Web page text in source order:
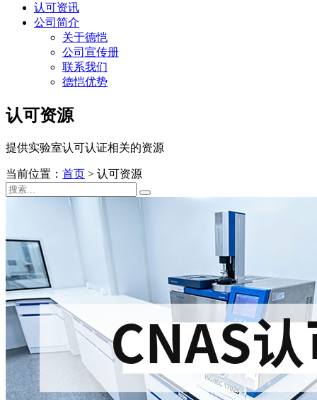
认可资讯
公司简介
关于德恺
公司宣传册
联系我们
德恺优势
认可资源
提供实验室认可认证相关的资源
当前位置： 首页 > 认可资源